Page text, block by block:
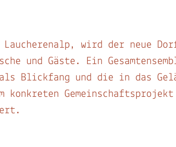
wird der neue
und Gäste. Ein
Blickfang und die in das